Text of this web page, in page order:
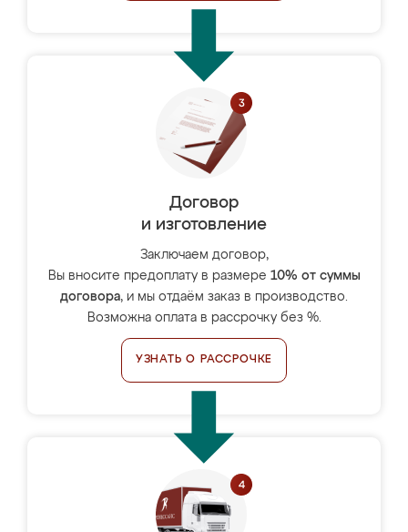
Договор
и изготовление
Заключаем договор,
Вы вносите предоплату в размере 10% от суммы
договора, и мы отдаём заказ в производство.
Возможна оплата в рассрочку без %.
УЗНАТЬ О РАССРОЧКЕ